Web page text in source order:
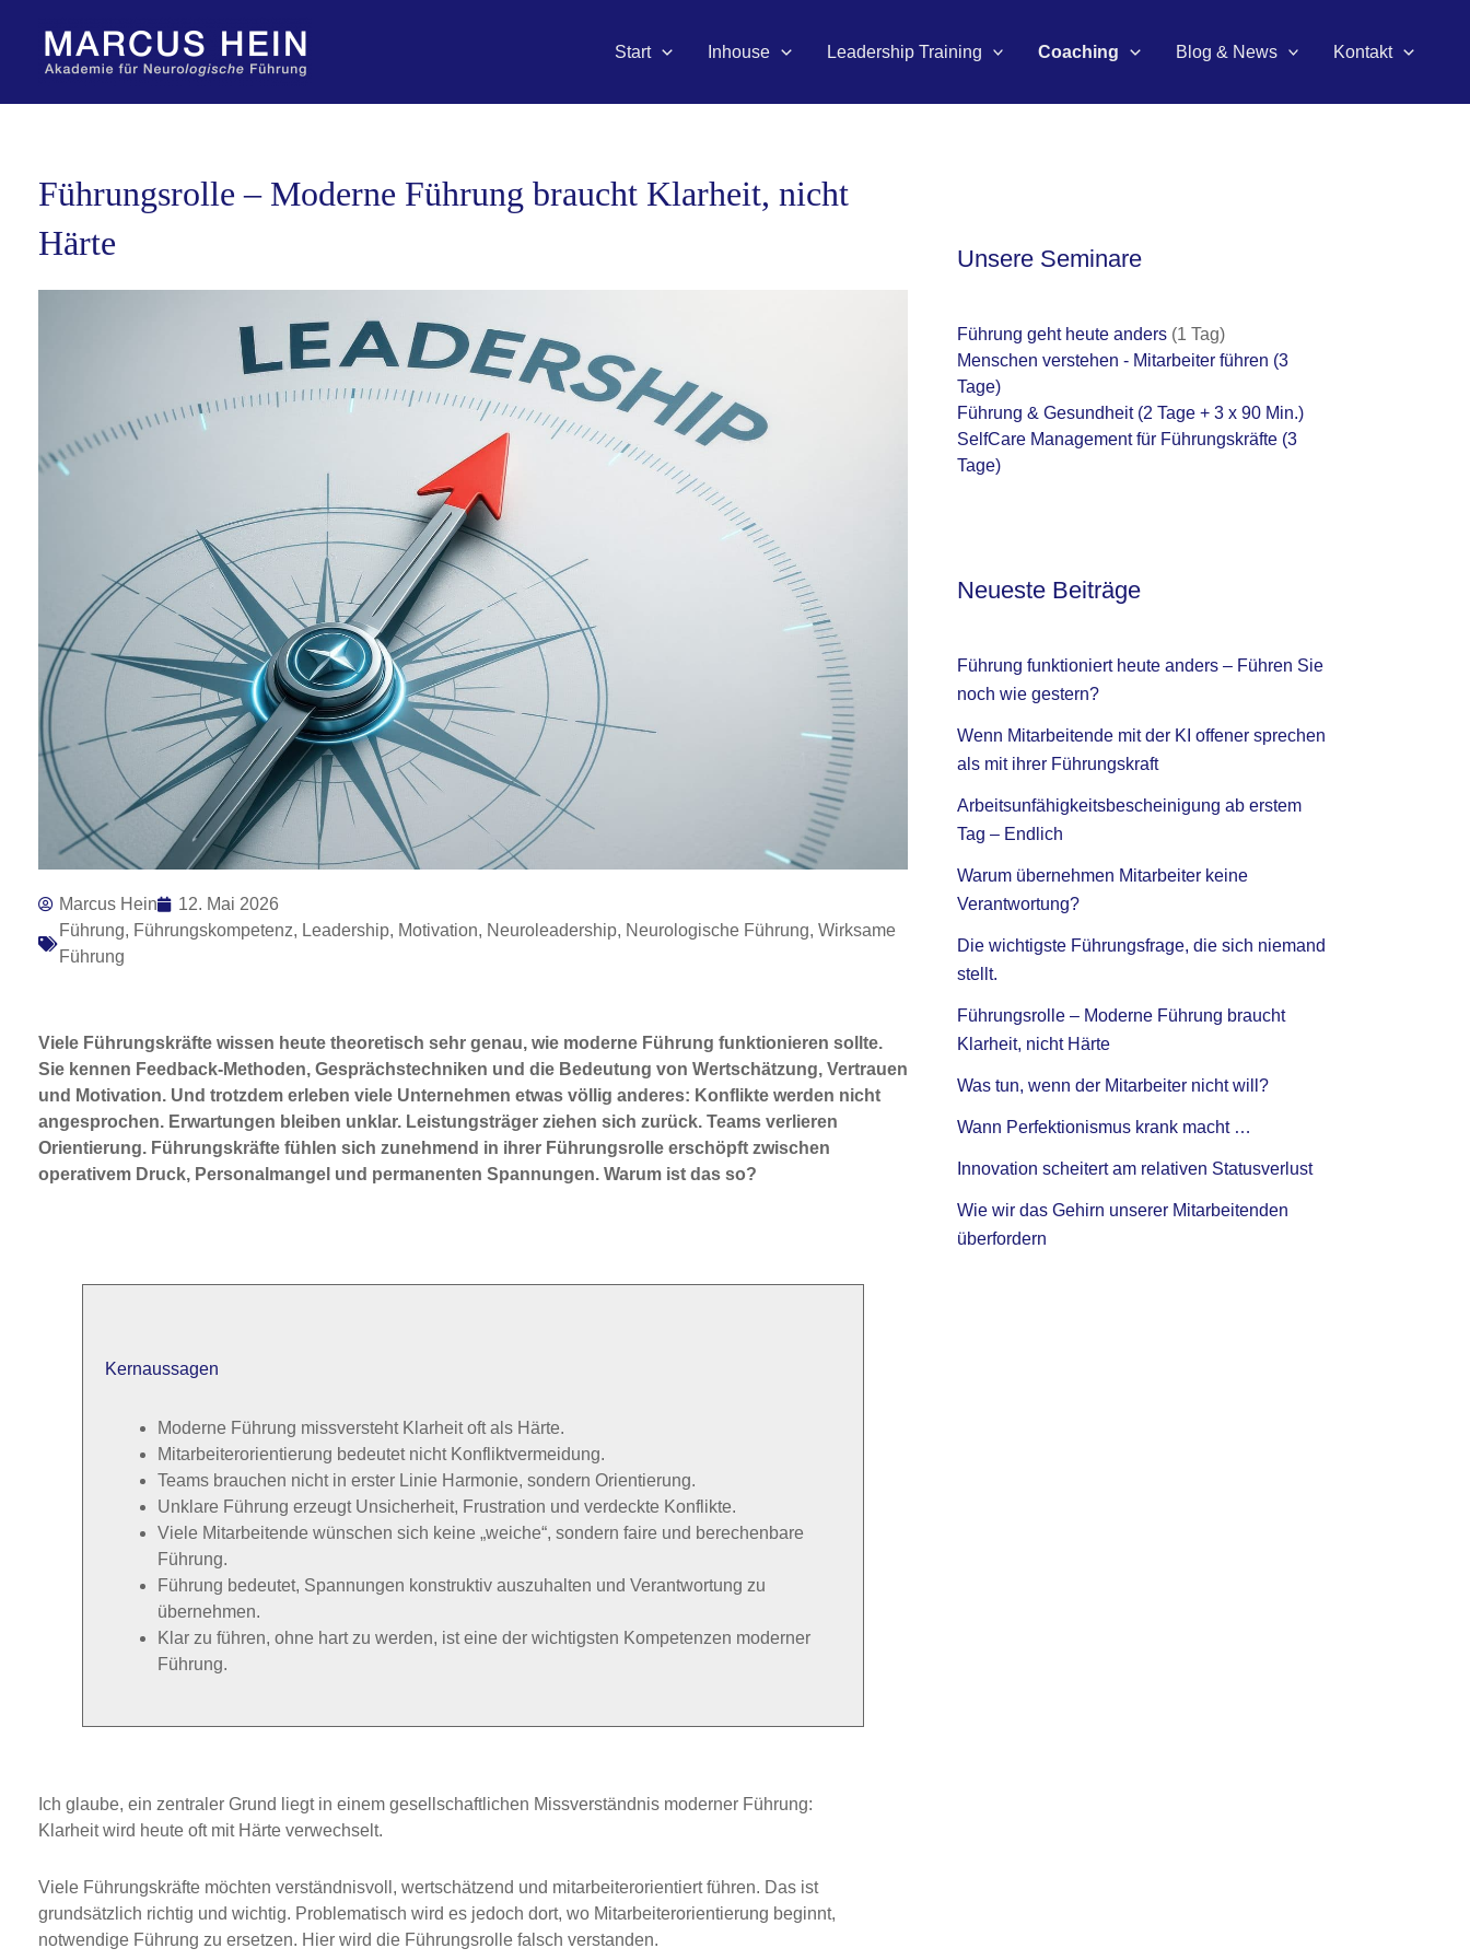
springen
Start Inhouse Leadership Training Coaching Blog & News Kontakt
Führungsrolle – Moderne Führung braucht Klarheit, nicht
Härte
Marcus Hein
12. Mai 2026
Führung, Führungskompetenz, Leadership, Motivation, Neuroleadership, Neurologische Führung, Wirksame
Führung
Viele Führungskräfte wissen heute theoretisch sehr genau, wie moderne Führung funktionieren sollte.
Sie kennen Feedback-Methoden, Gesprächstechniken und die Bedeutung von Wertschätzung, Vertrauen
und Motivation. Und trotzdem erleben viele Unternehmen etwas völlig anderes: Konflikte werden nicht
angesprochen. Erwartungen bleiben unklar. Leistungsträger ziehen sich zurück. Teams verlieren
Orientierung. Führungskräfte fühlen sich zunehmend in ihrer Führungsrolle erschöpft zwischen
operativem Druck, Personalmangel und permanenten Spannungen. Warum ist das so?
Kernaussagen
Moderne Führung missversteht Klarheit oft als Härte.
Mitarbeiterorientierung bedeutet nicht Konfliktvermeidung.
Teams brauchen nicht in erster Linie Harmonie, sondern Orientierung.
Unklare Führung erzeugt Unsicherheit, Frustration und verdeckte Konflikte.
Viele Mitarbeitende wünschen sich keine „weiche“, sondern faire und berechenbare
Führung.
Führung bedeutet, Spannungen konstruktiv auszuhalten und Verantwortung zu
übernehmen.
Klar zu führen, ohne hart zu werden, ist eine der wichtigsten Kompetenzen moderner
Führung.
Ich glaube, ein zentraler Grund liegt in einem gesellschaftlichen Missverständnis moderner Führung:
Klarheit wird heute oft mit Härte verwechselt.
Viele Führungskräfte möchten verständnisvoll, wertschätzend und mitarbeiterorientiert führen. Das ist
grundsätzlich richtig und wichtig. Problematisch wird es jedoch dort, wo Mitarbeiterorientierung beginnt,
notwendige Führung zu ersetzen. Hier wird die Führungsrolle falsch verstanden.
Unsere Seminare
Führung geht heute anders (1 Tag)
Menschen verstehen - Mitarbeiter führen (3
Tage)
Führung & Gesundheit(2 Tage + 3 x 90 Min.)
SelfCare Management für Führungskräfte (3
Tage)
Neueste Beiträge
Führung funktioniert heute anders – Führen Sie
noch wie gestern?
Wenn Mitarbeitende mit der KI offener sprechen
als mit ihrer Führungskraft
Arbeitsunfähigkeitsbescheinigung ab erstem
Tag – Endlich
Warum übernehmen Mitarbeiter keine
Verantwortung?
Die wichtigste Führungsfrage, die sich niemand
stellt.
Führungsrolle – Moderne Führung braucht
Klarheit, nicht Härte
Was tun, wenn der Mitarbeiter nicht will?
Wann Perfektionismus krank macht …
Innovation scheitert am relativen Statusverlust
Wie wir das Gehirn unserer Mitarbeitenden
überfordern